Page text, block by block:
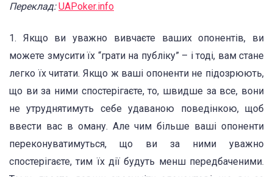
Переклад: UAPoker.info
1. Якщо ви уважно вивчаєте ваших опонентів, ви
можете змусити їх “грати на публіку” – і тоді, вам стане
легко їх читати. Якщо ж ваші опоненти не підозрюють,
що ви за ними спостерігаєте, то, швидше за все, вони
не утруднятимуть себе удаваною поведінкою, щоб
ввести вас в оману. Але чим більше ваші опоненти
переконуватимуться, що ви за ними уважно
спостерігаєте, тим їх дії будуть менш передбаченими.